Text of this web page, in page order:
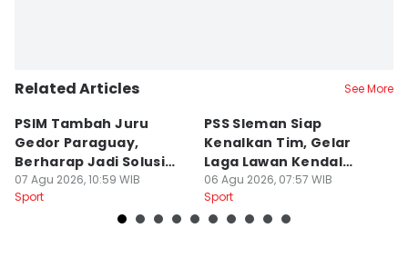
Related Articles See More
PSIM Tambah Juru
Gedor Paraguay,
Berharap Jadi Solusi
Minimnya Pencetak Gol
07 Agu 2026, 10:59 WIB
Sport
PSS Sleman Siap
Kenalkan Tim, Gelar
Laga Lawan Kendal
Tornado FC
06 Agu 2026, 07:57 WIB
Sport